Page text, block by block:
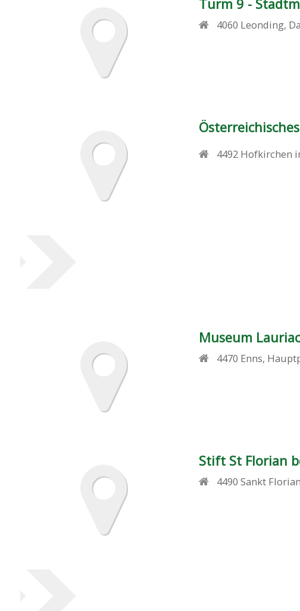
Turm 9 -
4060 Leonding,
4492 Hofkirchen
Museum
4470 Enns,
Stift St Florian
4490 Sankt Florian